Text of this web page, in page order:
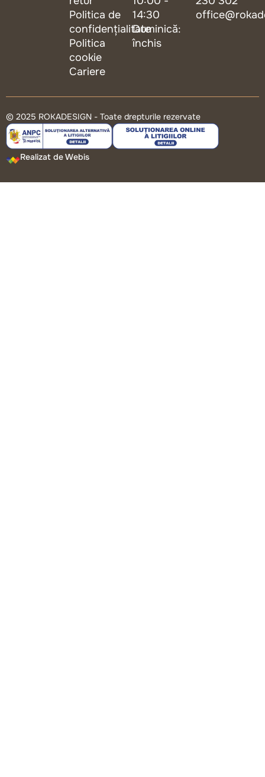
Politica de
confidențialitate
Politica
cookie
Cariere
14:30
Duminică:
închis
© 2025 ROKADESIGN - Toate drepturile rezervate
Realizat de Webis